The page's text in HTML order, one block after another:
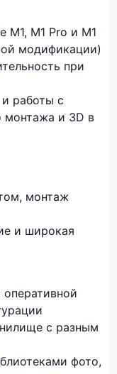
M1, M1 Pro и M1
модификации)
при
работы с
монтажа и 3D в
монтаж
и широкая
с разным
фото,